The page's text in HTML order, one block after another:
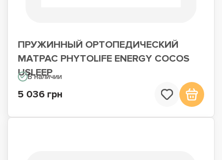
ПРУЖИННЫЙ ОРТОПЕДИЧЕСКИЙ
МАТРАС PHYTOLIFE ENERGY COCOS
USLEEP
В наличии
5 036 грн